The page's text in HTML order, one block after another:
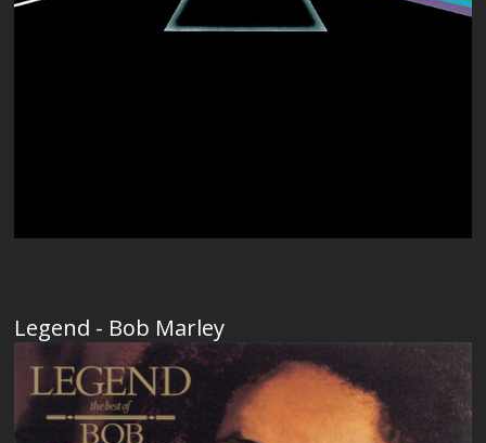
Legend - Bob Marley